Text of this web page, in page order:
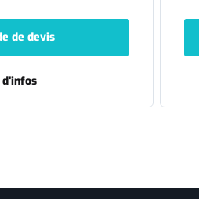
de devis
d'infos
standard